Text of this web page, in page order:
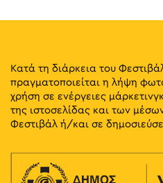
Κατά τη διάρκεια του
πραγματοποιείται η λήψη
χρήση σε ενέργειες
της ιστοσελίδας και των
Φεστιβάλ ή/και σε